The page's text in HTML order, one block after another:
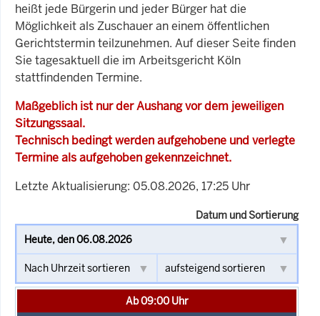
heißt jede Bürgerin und jeder Bürger hat die
Möglichkeit als Zuschauer an einem öffentlichen
Gerichtstermin teilzunehmen. Auf dieser Seite finden
Sie tagesaktuell die im Arbeitsgericht Köln
stattfindenden Termine.
Maßgeblich ist nur der Aushang vor dem jeweiligen
Sitzungssaal.
Technisch bedingt werden aufgehobene und verlegte
Termine als aufgehoben gekennzeichnet.
Letzte Aktualisierung: 05.08.2026, 17:25 Uhr
Datum und Sortierung
Ab 09:00 Uhr